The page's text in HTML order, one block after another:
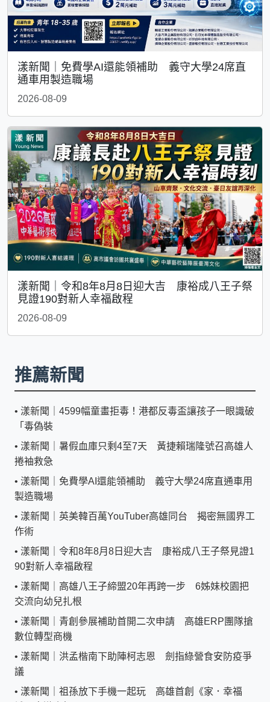
漾新聞｜免費學AI還能領補助 義守大學24席直
通車用製造職場
2026-08-09
漾新聞｜令和8年8月8日迎大吉 康裕成八王子祭
見證190對新人幸福啟程
2026-08-09
推薦新聞
• 漾新聞｜4599幅童畫拒毒！港都反毒盃讓孩子一眼識破
「毒偽裝
• 漾新聞｜暑假血庫只剩4至7天 黃捷賴瑞隆號召高雄人
捲袖救急
• 漾新聞｜免費學AI還能領補助 義守大學24席直通車用
製造職場
• 漾新聞｜英美韓百萬YouTuber高雄同台 揭密無國界工
作術
• 漾新聞｜令和8年8月8日迎大吉 康裕成八王子祭見證1
90對新人幸福啟程
• 漾新聞｜高雄八王子締盟20年再跨一步 6姊妹校園把
交流向幼兒扎根
• 漾新聞｜青創參展補助首開二次申請 高雄ERP團隊搶
數位轉型商機
• 漾新聞｜洪孟楷南下助陣柯志恩 劍指綠營食安防疫爭
議
• 漾新聞｜祖孫放下手機一起玩 高雄首創《家．幸福